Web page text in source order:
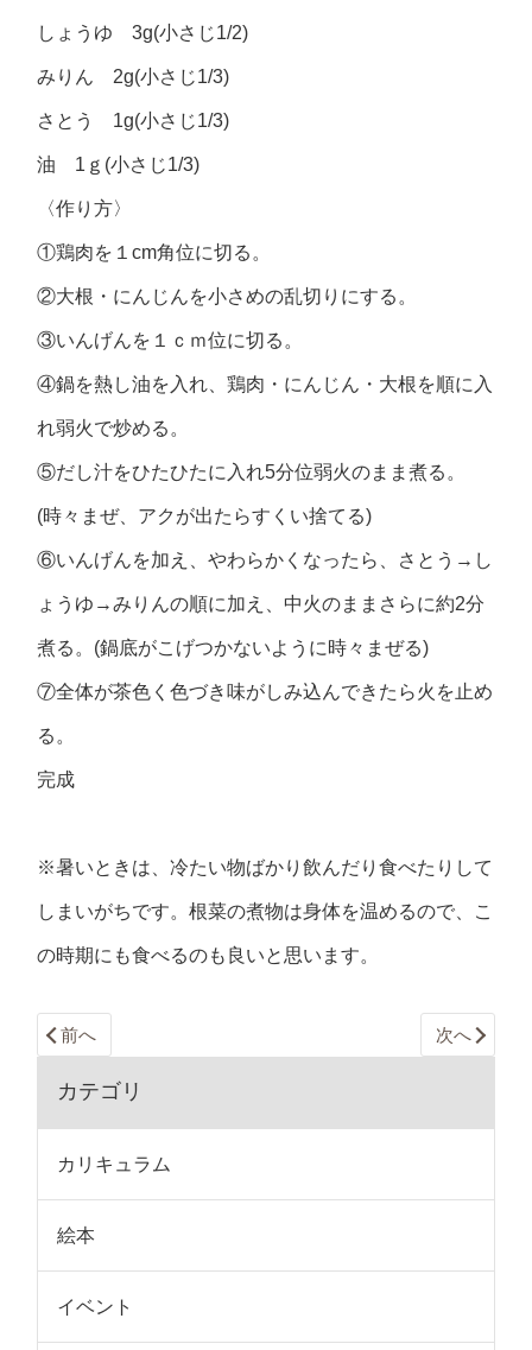
しょうゆ 3g(小さじ1/2)
みりん 2g(小さじ1/3)
さとう 1g(小さじ1/3)
油 1ｇ(小さじ1/3)
〈作り方〉
①鶏肉を１cm角位に切る。
②大根・にんじんを小さめの乱切りにする。
③いんげんを１ｃｍ位に切る。
④鍋を熱し油を入れ、鶏肉・にんじん・大根を順に入
れ弱火で炒める。
⑤だし汁をひたひたに入れ5分位弱火のまま煮る。
(時々まぜ、アクが出たらすくい捨てる)
⑥いんげんを加え、やわらかくなったら、さとう→し
ょうゆ→みりんの順に加え、中火のままさらに約2分
煮る。(鍋底がこげつかないように時々まぜる)
⑦全体が茶色く色づき味がしみ込んできたら火を止め
る。
完成
※暑いときは、冷たい物ばかり飲んだり食べたりして
しまいがちです。根菜の煮物は身体を温めるので、こ
の時期にも食べるのも良いと思います。
前へ 次へ
カテゴリ
カリキュラム
絵本
イベント